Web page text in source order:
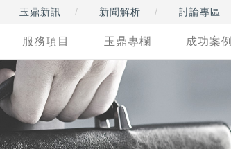
玉鼎新訊 新聞解析 討論專區
服務項目 玉鼎專欄 成功案例